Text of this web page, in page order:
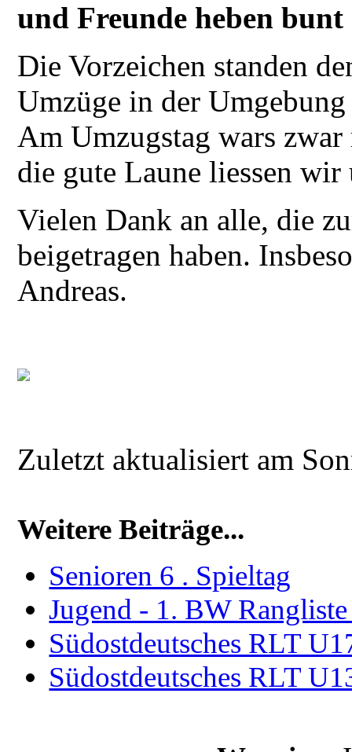
und Freunde heben
Die Vorzeichen standen
Umzüge in der
Am Umzugstag wars
die gute Laune liessen
Vielen Dank an alle, die
beigetragen haben.
Andreas.
Zuletzt aktualisiert am
Weitere Beiträge...
Senioren 6 . Spieltag
Jugend - 1. BW
Südostdeutsches RLT
Südostdeutsches RLT